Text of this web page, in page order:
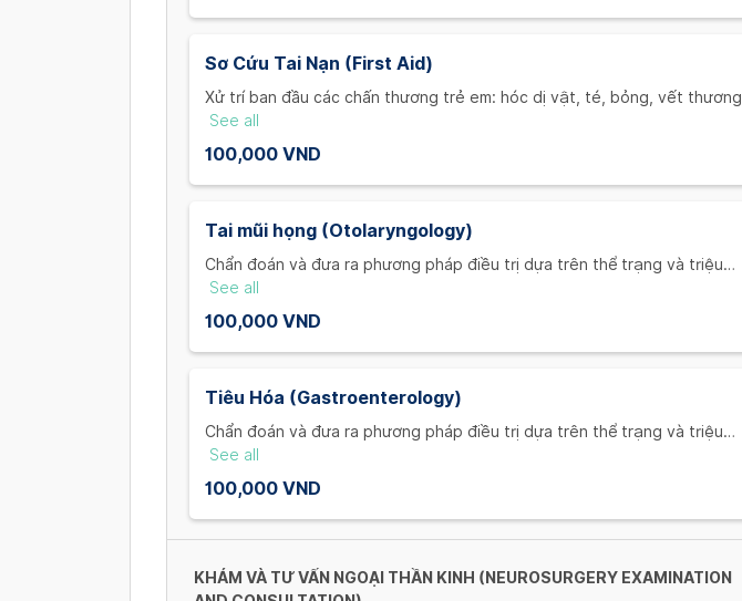
Sơ Cứu Tai Nạn (First Aid)
Xử trí ban đầu các chấn thương trẻ em: hóc dị vật, té, bỏng, vết thương
phần mềm. (First aid for child injuries caused by: swallowing objects,
falling, burning, soft tissue injuries.)
See all
100,000 VND
Tai mũi họng (Otolaryngology)
Chẩn đoán và đưa ra phương pháp điều trị dựa trên thể trạng và triệu
chứng của bệnh nhi: Sốt, viêm họng, sổ mũi... (Diagnose and recommend
treatment based on the child's condition and symptoms: Fever, sore
throat, runny nose ...)
See all
100,000 VND
Tiêu Hóa (Gastroenterology)
Chẩn đoán và đưa ra phương pháp điều trị dựa trên thể trạng và triệu
chứng của bệnh nhi: Tiêu chảy, táo bón,viêm (Diagnose and recommend
treatment based on the child's condition and symptoms: Diarrhea,
constipation...)
See all
100,000 VND
KHÁM VÀ TƯ VẤN NGOẠI THẦN KINH (NEUROSURGERY EXAMINATION